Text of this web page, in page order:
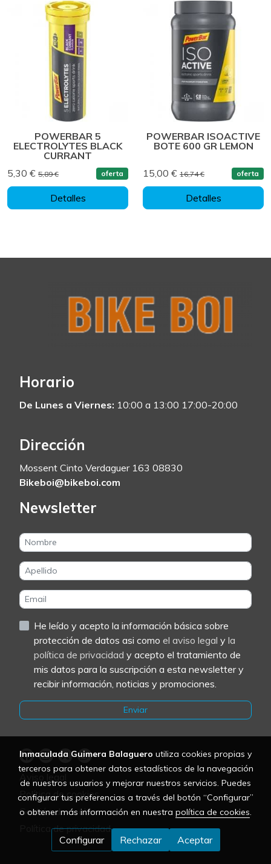
POWERBAR 5
ELECTROLYTES BLACK
CURRANT
5,30 € 5,89 € oferta
Detalles
POWERBAR ISOACTIVE
BOTE 600 GR LEMON
15,00 € 16,74 € oferta
Detalles
Horario
De Lunes a Viernes: 10:00 a 13:00 17:00-20:00
Dirección
Mossent Cinto Verdaguer 163 08830
Bikeboi@bikeboi.com
Newsletter
He leído y acepto la información básica sobre
protección de datos asi como el aviso legal y la
política de privacidad y acepto el tratamiento de
mis datos para la suscripción a esta newsletter y
recibir información, noticias y promociones.
Enviar
Aviso legal
Política de cookies
Gestión de cookies
Política de privacidad
Inmaculada Guimera Balaguero utiliza cookies propias y
terceros para obtener datos estadísticos de la navegación
de nuestros usuarios y mejorar nuestros servicios. Puedes
configurar tus preferencias a través del botón “Configurar”
o obtener más información en nuestra política de cookies.
Configurar Rechazar Aceptar